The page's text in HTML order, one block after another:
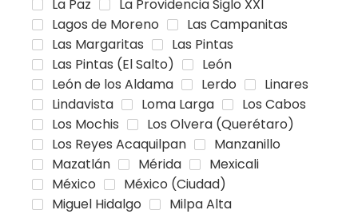
La Paz
La Providencia Siglo XXI
Lagos de Moreno
Las Campanitas
Las Margaritas
Las Pintas
Las Pintas (El Salto)
León
León de los Aldama
Lerdo
Linares
Lindavista
Loma Larga
Los Cabos
Los Mochis
Los Olvera (Querétaro)
Los Reyes Acaquilpan
Manzanillo
Mazatlán
Mérida
Mexicali
México
México (Ciudad)
Miguel Hidalgo
Milpa Alta